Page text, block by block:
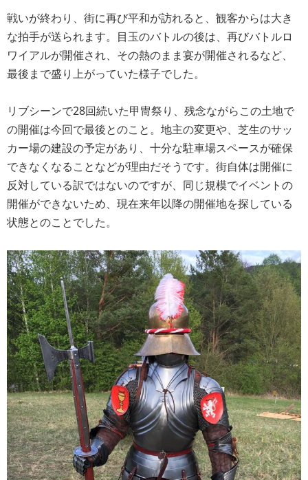
戦いが終わり、街に再び平和が訪れると、観客からは大き
な拍手が送られます。目玉のバトルの後は、再びバトルロ
ワイアルが開催され、その熱のまま宴が開催されるなど、
最後まで盛り上がっていた様子でした。
リブシーンで28回続いた甲冑祭り、残念ながらこの土地で
の開催は今回で最後とのこと。地主の変更や、芝生のサッ
カー場の建設の予定があり、十分な駐車場スペースが確保
できなくなることなどが理由だそうです。街自体は開催に
反対している訳ではないのですが、同じ規模でイベントの
開催ができないため、現在来年以降の開催地を探している
状態とのことでした。